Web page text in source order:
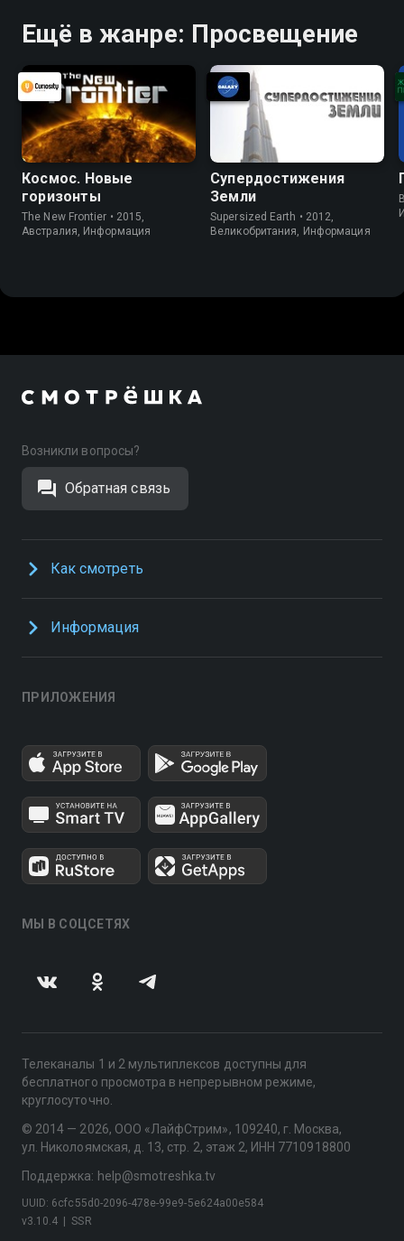
Ещё в жанре: Просвещение
Космос. Новые
горизонты
The New Frontier • 2015,
Австралия, Информация
Супердостижения
Земли
Supersized Earth • 2012,
Великобритания, Информация
Возникли вопросы?
Обратная связь
Как смотреть
Информация
ПРИЛОЖЕНИЯ
МЫ В СОЦСЕТЯХ
Телеканалы 1 и 2 мультиплексов доступны для
бесплатного просмотра в непрерывном режиме,
круглосуточно.
© 2014 — 2026, ООО «ЛайфСтрим», 109240, г. Москва,
ул. Николоямская, д. 13, стр. 2, этаж 2, ИНН 7710918800
Поддержка: help@smotreshka.tv
v3.10.4 SSR
UUID: 6cfc55d0-2096-478e-99e9-5e624a00e584